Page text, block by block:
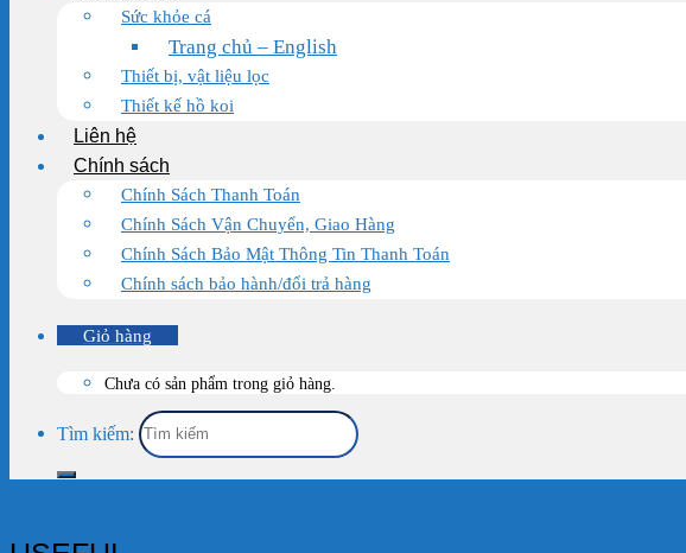
Sức khỏe cá
Trang chủ – English
Thiết bị, vật liệu lọc
Thiết kế hồ koi
Liên hệ
Chính sách
Chính Sách Thanh Toán
Chính Sách Vận Chuyển, Giao Hàng
Chính Sách Bảo Mật Thông Tin Thanh Toán
Chính sách bảo hành/đổi trả hàng
Giỏ hàng
Chưa có sản phẩm trong giỏ hàng.
Tìm kiếm: